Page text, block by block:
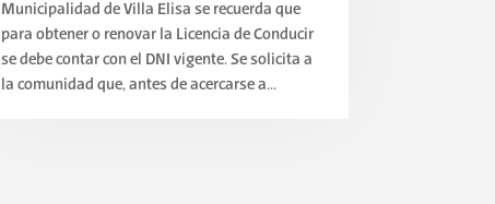
Municipalidad de Villa Elisa se recuerda que
para obtener o renovar la Licencia de Conducir
se debe contar con el DNI vigente. Se solicita a
la comunidad que, antes de acercarse a...